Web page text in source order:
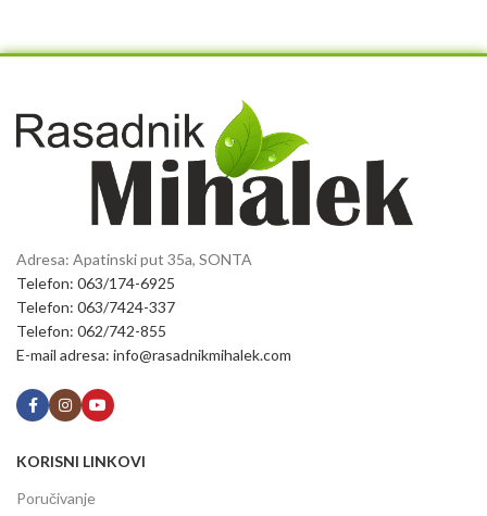
Adresa: Apatinski put 35a, SONTA
Telefon: 063/174-6925
Telefon: 063/7424-337
Telefon: 062/742-855
E-mail adresa: info@rasadnikmihalek.com
KORISNI LINKOVI
Poručivanje